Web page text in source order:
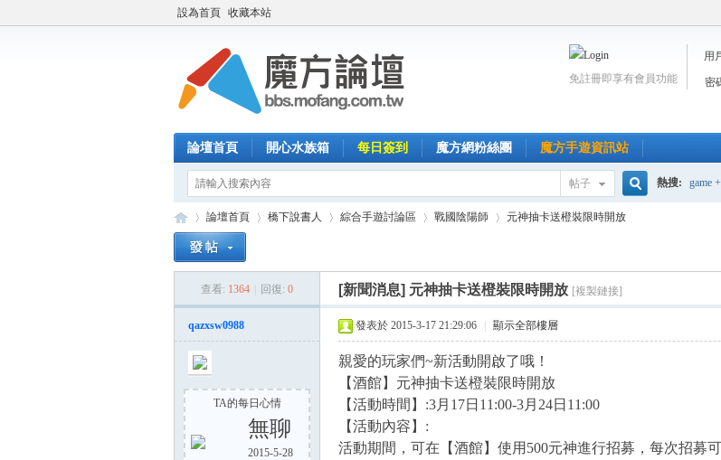
設為首頁 收藏本站
用
密
免註冊即享有會員功能
論壇首頁 開心水族箱 每日簽到 魔方網粉絲團 魔方手遊資訊站
帖子 熱搜: game +
論壇首頁 橋下說書人 綜合手遊討論區
›
戰國陰陽師
›
元神抽卡送橙裝限時開放
查看: 1364 回復: 0 [新聞消息] 元神抽卡送橙裝限時開放 [複製鏈接]
qazxsw0988
TA的每日心情
無聊
2015-5-28
發表於 2015-3-17 21:29:06 顯示全部樓層
親愛的玩家們~新活動開啟了哦！
【酒館】元神抽卡送橙裝限時開放
【活動時間】:3月17日11:00-3月24日11:00
【活動內容】:
活動期間，可在【酒館】使用500元神進行招募，每次招募可